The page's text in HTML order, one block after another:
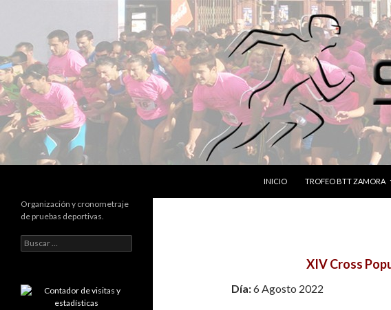
INICIO
TROFEO BTT ZAMORA
XIV Cross
Día:6 Agosto 2022
Organización y cronometraje
de pruebas deportivas.
B
u
a